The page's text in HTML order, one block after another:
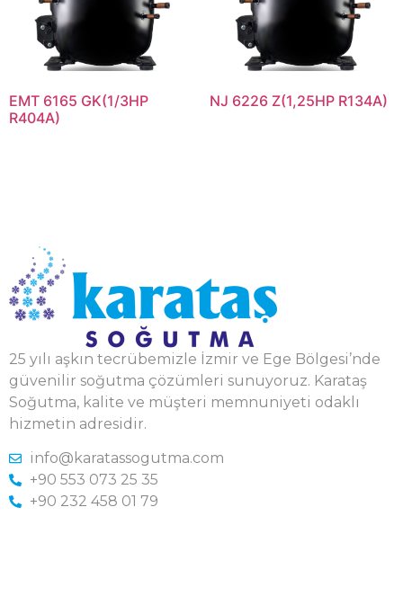
EMT 6165 GK(1/3HP
R404A)
NJ 6226 Z(1,25HP R134A)
25 yılı aşkın tecrübemizle İzmir ve Ege Bölgesi’nde
güvenilir soğutma çözümleri sunuyoruz. Karataş
Soğutma, kalite ve müşteri memnuniyeti odaklı
hizmetin adresidir.
info@karatassogutma.com
+90 553 073 25 35
+90 232 458 01 79